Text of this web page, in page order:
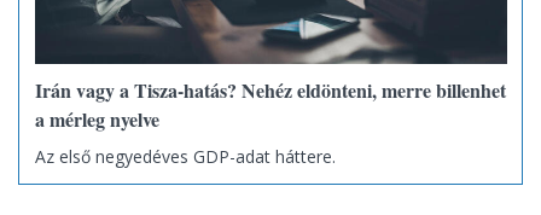
Irán vagy a Tisza-hatás? Nehéz eldönteni, merre billenhet
a mérleg nyelve
Az első negyedéves GDP-adat háttere.